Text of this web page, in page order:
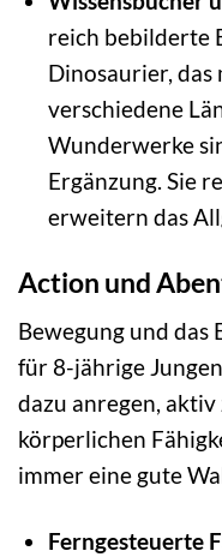
reich bebilderte
Dinosaurier, das
verschiedene
Wunderwerke
Ergänzung. Sie
erweitern das
Action und
Bewegung und das
für 8-jährige
dazu anregen,
körperlichen
immer eine gute
Ferngesteuerte